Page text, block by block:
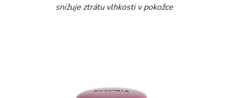
snižuje ztrátu vlhkosti v pokožce